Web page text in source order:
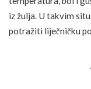
iz žulja. U takvim
potražiti liječničku